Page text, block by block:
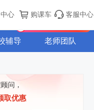
购课车 登录/注册
心 购课车 客服中心
辅导 老师团队
问，
取优惠